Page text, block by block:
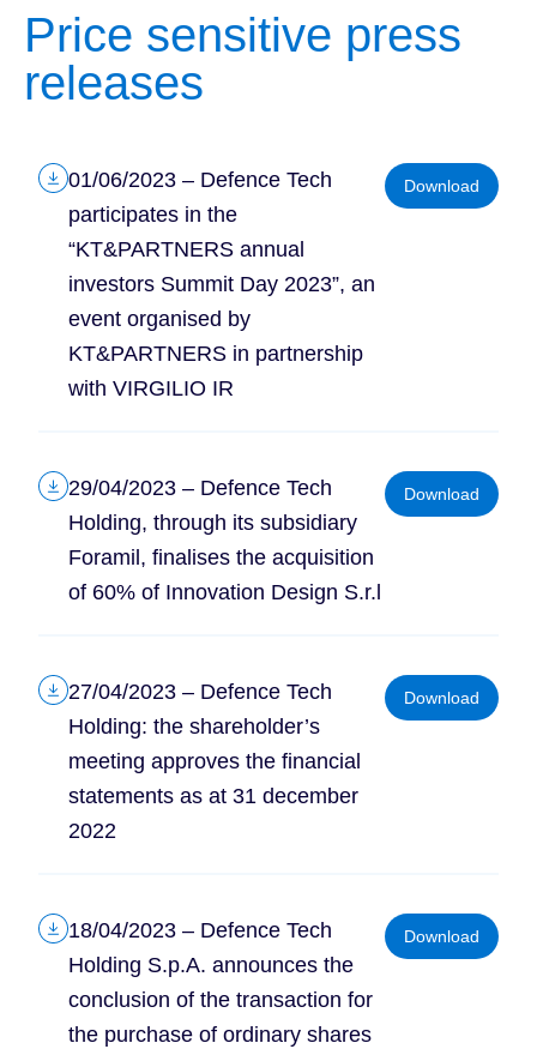
Price sensitive press
releases
01/06/2023 – Defence Tech
participates in the
“KT&PARTNERS annual
investors Summit Day 2023”, an
event organised by
KT&PARTNERS in partnership
with VIRGILIO IR
Download
29/04/2023 – Defence Tech
Holding, through its subsidiary
Foramil, finalises the acquisition
of 60% of Innovation Design S.r.l
Download
27/04/2023 – Defence Tech
Holding: the shareholder’s
meeting approves the financial
statements as at 31 december
2022
Download
18/04/2023 – Defence Tech
Holding S.p.A. announces the
conclusion of the transaction for
the purchase of ordinary shares
Download